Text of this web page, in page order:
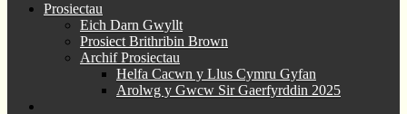
Prosiectau
Eich Darn Gwyllt
Prosiect Brithribin Brown
Archif Prosiectau
Helfa Cacwn y Llus Cymru Gyfan
Arolwg y Gwcw Sir Gaerfyrddin 2025